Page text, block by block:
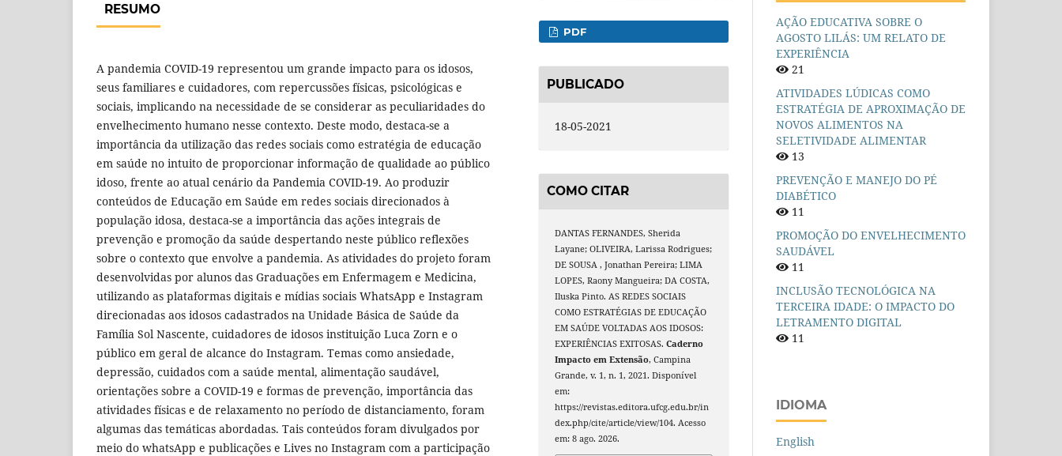
RESUMO
A pandemia COVID-19 representou um grande impacto para os idosos,
seus familiares e cuidadores, com repercussões físicas, psicológicas e
sociais, implicando na necessidade de se considerar as peculiaridades do
envelhecimento humano nesse contexto. Deste modo, destaca-se a
importância da utilização das redes sociais como estratégia de educação
em saúde no intuito de proporcionar informação de qualidade ao público
idoso, frente ao atual cenário da Pandemia COVID-19. Ao produzir
conteúdos de Educação em Saúde em redes sociais direcionados à
população idosa, destaca-se a importância das ações integrais de
prevenção e promoção da saúde despertando neste público reflexões
sobre o contexto que envolve a pandemia. As atividades do projeto foram
desenvolvidas por alunos das Graduações em Enfermagem e Medicina,
utilizando as plataformas digitais e mídias sociais WhatsApp e Instagram
direcionadas aos idosos cadastrados na Unidade Básica de Saúde da
Família Sol Nascente, cuidadores de idosos instituição Luca Zorn e o
público em geral de alcance do Instagram. Temas como ansiedade,
depressão, cuidados com a saúde mental, alimentação saudável,
orientações sobre a COVID-19 e formas de prevenção, importância das
atividades físicas e de relaxamento no período de distanciamento, foram
algumas das temáticas abordadas. Tais conteúdos foram divulgados por
meio do whatsApp e publicações e Lives no Instagram com a participação
PDF
PUBLICADO
18-05-2021
COMO CITAR
DANTAS FERNANDES, Sherida
Layane; OLIVEIRA, Larissa Rodrigues;
DE SOUSA , Jonathan Pereira; LIMA
LOPES, Raony Mangueira; DA COSTA,
Iluska Pinto. AS REDES SOCIAIS
COMO ESTRATÉGIAS DE EDUCAÇÃO
EM SAÚDE VOLTADAS AOS IDOSOS:
EXPERIÊNCIAS EXITOSAS.Caderno
Impacto em Extensão, Campina
Grande, v. 1, n. 1, 2021. Disponível
em:
https://revistas.editora.ufcg.edu.br/in
dex.php/cite/article/view/104. Acesso
em: 8 ago. 2026.
AÇÃO EDUCATIVA SOBRE O
AGOSTO LILÁS: UM RELATO DE
EXPERIÊNCIA
21
ATIVIDADES LÚDICAS COMO
ESTRATÉGIA DE APROXIMAÇÃO DE
NOVOS ALIMENTOS NA
SELETIVIDADE ALIMENTAR
13
PREVENÇÃO E MANEJO DO PÉ
DIABÉTICO
11
PROMOÇÃO DO ENVELHECIMENTO
SAUDÁVEL
11
INCLUSÃO TECNOLÓGICA NA
TERCEIRA IDADE: O IMPACTO DO
LETRAMENTO DIGITAL
11
IDIOMA
English